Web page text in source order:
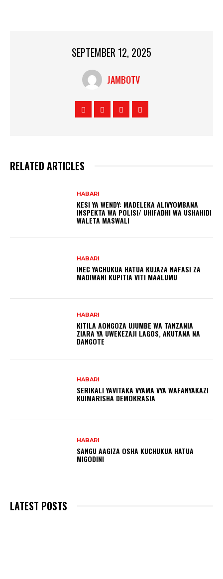
SEPTEMBER 12, 2025
JAMBOTV
RELATED ARTICLES
HABARI
KESI YA WENDY: MADELEKA ALIVYOMBANA
INSPEKTA WA POLISI/ UHIFADHI WA USHAHIDI
WALETA MASWALI
HABARI
INEC YACHUKUA HATUA KUJAZA NAFASI ZA
MADIWANI KUPITIA VITI MAALUMU
HABARI
KITILA AONGOZA UJUMBE WA TANZANIA
ZIARA YA UWEKEZAJI LAGOS, AKUTANA NA
DANGOTE
HABARI
SERIKALI YAVITAKA VYAMA VYA WAFANYAKAZI
KUIMARISHA DEMOKRASIA
HABARI
SANGU AAGIZA OSHA KUCHUKUA HATUA
MIGODINI ‎
LATEST POSTS